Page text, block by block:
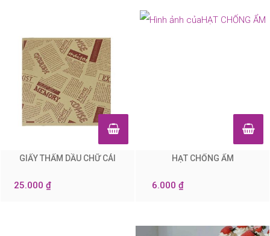
GIẤY THẤM DẦU CHỮ CÁI
25.000 ₫
HẠT CHỐNG ẨM
6.000 ₫